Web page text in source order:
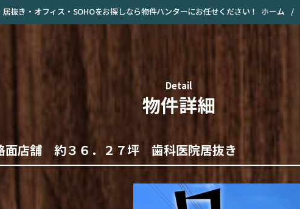
抜き・オフィス・SOHOをお探しなら物件ハンターにお任せください！ ホーム /
Detail
物件詳細
面店舗 約３６．２７坪 歯科医院居抜き